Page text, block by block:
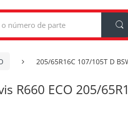
205/65R16C 107/105T D
R660 ECO 205/